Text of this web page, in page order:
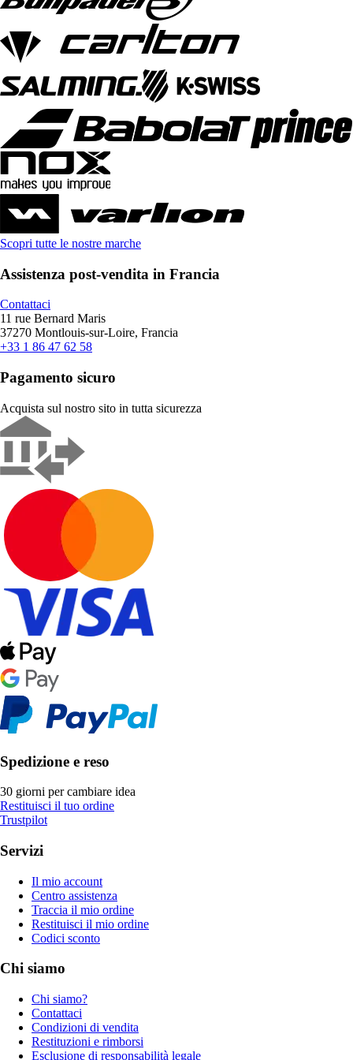
Scopri tutte le nostre marche
Assistenza post-vendita in Francia
Contattaci
11 rue Bernard Maris
37270 Montlouis-sur-Loire, Francia
+33 1 86 47 62 58
Pagamento sicuro
Acquista sul nostro sito in tutta sicurezza
Spedizione e reso
30 giorni per cambiare idea
Restituisci il tuo ordine
Trustpilot
Servizi
Il mio account
Centro assistenza
Traccia il mio ordine
Restituisci il mio ordine
Codici sconto
Chi siamo
Chi siamo?
Contattaci
Condizioni di vendita
Restituzioni e rimborsi
Esclusione di responsabilità legale